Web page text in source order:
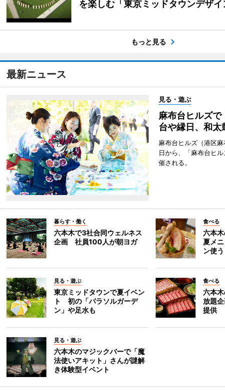
を楽しむ「東京ミッドタウンデザイ
もっと見る
最新ニュース
見る・遊ぶ
麻布台ヒルズ
台や縁日、和太
麻布台ヒルズ（港区
日から、「麻布台ヒ
催される。
暮らす・働く
六本木で3社合同ウェルネス
企画 社員100人が朝ヨガ
食べる
六本
夏メ
ン使う
見る・遊ぶ
東京ミッドタウンで夏イベン
ト 初の「パラソルガーデ
ン」や足水も
食べる
六本
放題
提供
見る・遊ぶ
六本木のマジックバーで「魔
法使いアキット」さんが謎解
き体験型イベント